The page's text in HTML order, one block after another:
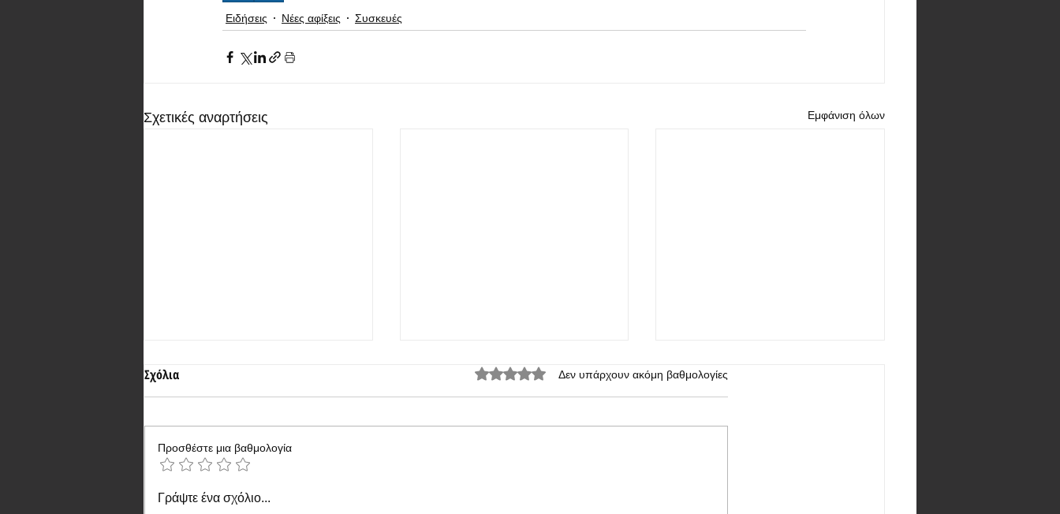
Ειδήσεις Νέες αφίξεις Συσκευές
Σχετικές αναρτήσεις Εμφάνιση όλων
Η Xiaomi παρουσίασε το Redmi
Σχόλια Βαθμολογήθηκε με 0 από 5 αστέρια.
Δεν υπάρχουν ακόμη βαθμολογίες
Προσθέστε μια βαθμολογία
Γράψτε ένα σχόλιο...